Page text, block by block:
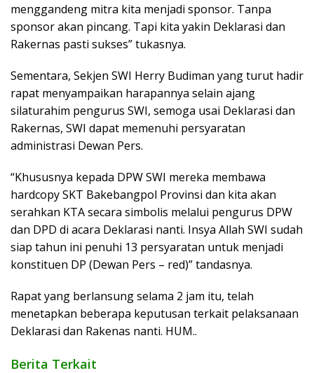
menggandeng mitra kita menjadi sponsor. Tanpa
sponsor akan pincang. Tapi kita yakin Deklarasi dan
Rakernas pasti sukses” tukasnya.
Sementara, Sekjen SWI Herry Budiman yang turut hadir
rapat menyampaikan harapannya selain ajang
silaturahim pengurus SWI, semoga usai Deklarasi dan
Rakernas, SWI dapat memenuhi persyaratan
administrasi Dewan Pers.
“Khususnya kepada DPW SWI mereka membawa
hardcopy SKT Bakebangpol Provinsi dan kita akan
serahkan KTA secara simbolis melalui pengurus DPW
dan DPD di acara Deklarasi nanti. Insya Allah SWI sudah
siap tahun ini penuhi 13 persyaratan untuk menjadi
konstituen DP (Dewan Pers – red)” tandasnya.
Rapat yang berlansung selama 2 jam itu, telah
menetapkan beberapa keputusan terkait pelaksanaan
Deklarasi dan Rakenas nanti. HUM..
Berita Terkait